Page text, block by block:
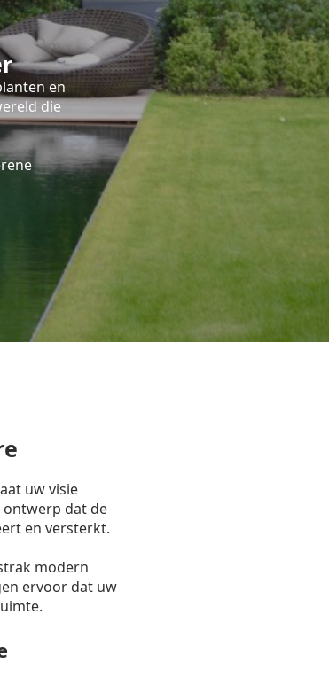
en
die
uw visie
ontwerp dat de
en versterkt.
modern
ervoor dat uw